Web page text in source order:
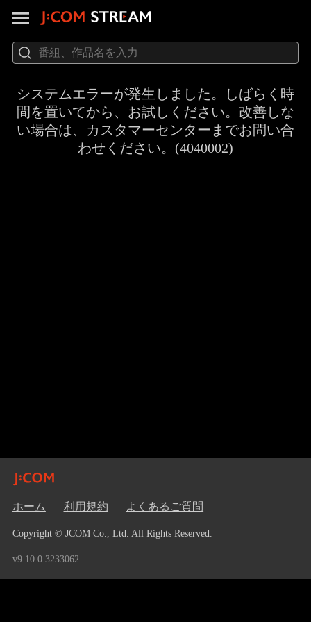
システムエラーが発生しました。しばらく時
間を置いてから、お試しください。改善しな
い場合は、カスタマーセンターまでお問い合
わせください。(4040002)
ホーム 利用規約 よくあるご質問
Copyright © JCOM Co., Ltd. All Rights Reserved.
v9.10.0.3233062